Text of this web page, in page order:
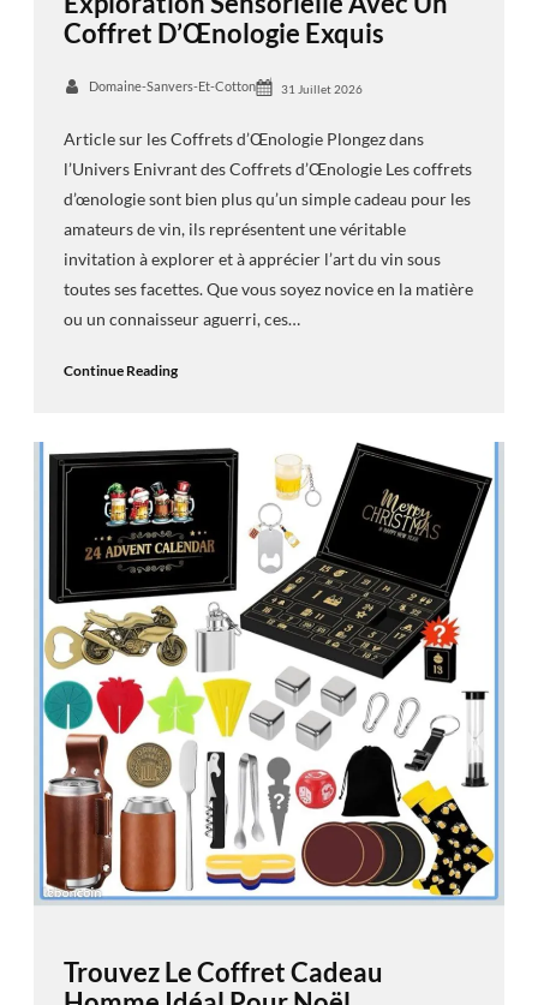
Coffret D’Œnologie Exquis
Domaine-Sanvers-Et-Cotton 31 Juillet 2026
Article sur les Coffrets d’Œnologie Plongez dans
l’Univers Enivrant des Coffrets d’Œnologie Les coffrets
d’œnologie sont bien plus qu’un simple cadeau pour les
amateurs de vin, ils représentent une véritable
invitation à explorer et à apprécier l’art du vin sous
toutes ses facettes. Que vous soyez novice en la matière
ou un connaisseur aguerri, ces…
Continue Reading
Trouvez Le Coffret Cadeau